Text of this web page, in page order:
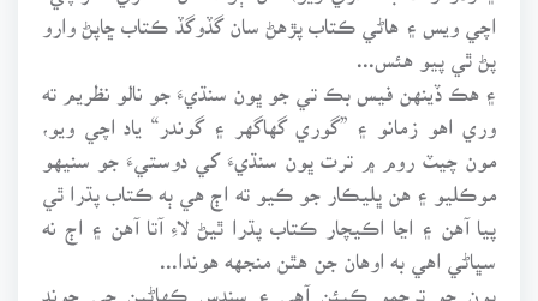
اچي ويس ۽ هاڻي ڪتاب پڙهڻ سان گڏوگڏ ڪتاب ڇاپڻ وارو
پڻ ٿي پيو هئس...
۽ هڪ ڏينهن فيس بڪ تي جو ڀون سنڌيءَ جو نالو نظريم ته
وري اهو زمانو ۽ ”گوري گهاگهر ۽ گوندر“ ياد اچي ويو،
مون چيٽ روم ۾ ترت ڀون سنڌيءَ کي دوستيءَ جو سنيهو
موڪليو ۽ هن ڀليڪار جو ڪيو ته اڄ هي ٻه ڪتاب پڌرا ٿي
پيا آهن ۽ اڃا اڪيچار ڪتاب پڌرا ٿيڻ لاءِ آتا آهن ۽ اڄ نه
سڀاڻي اهي به اوهان جن هٿن منجهه هوندا...
ڀون جو ترجمو ڪيئن آهي ۽ سندس ڪهاڻين جي چونڊ